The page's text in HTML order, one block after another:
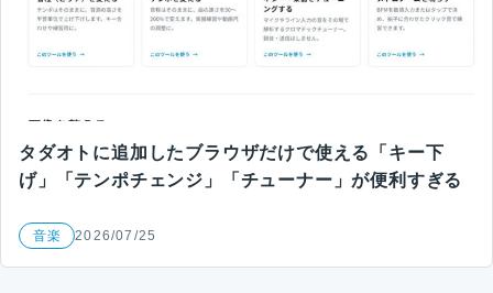
タダオトに追加したブラウザだけで使える「キー下
げ」「テンポチェンジ」「チューナー」が便利すぎる
音楽 2026/07/25